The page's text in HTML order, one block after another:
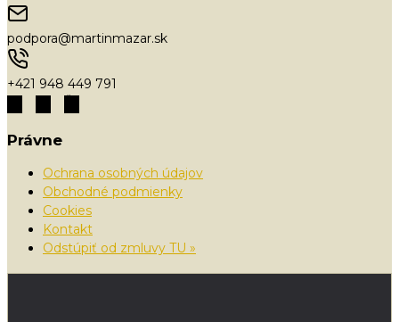
podpora@martinmazar.sk
+421 948 449 791
Právne
Ochrana osobných údajov
Obchodné podmienky
Cookies
Kontakt
Odstúpiť od zmluvy TU »